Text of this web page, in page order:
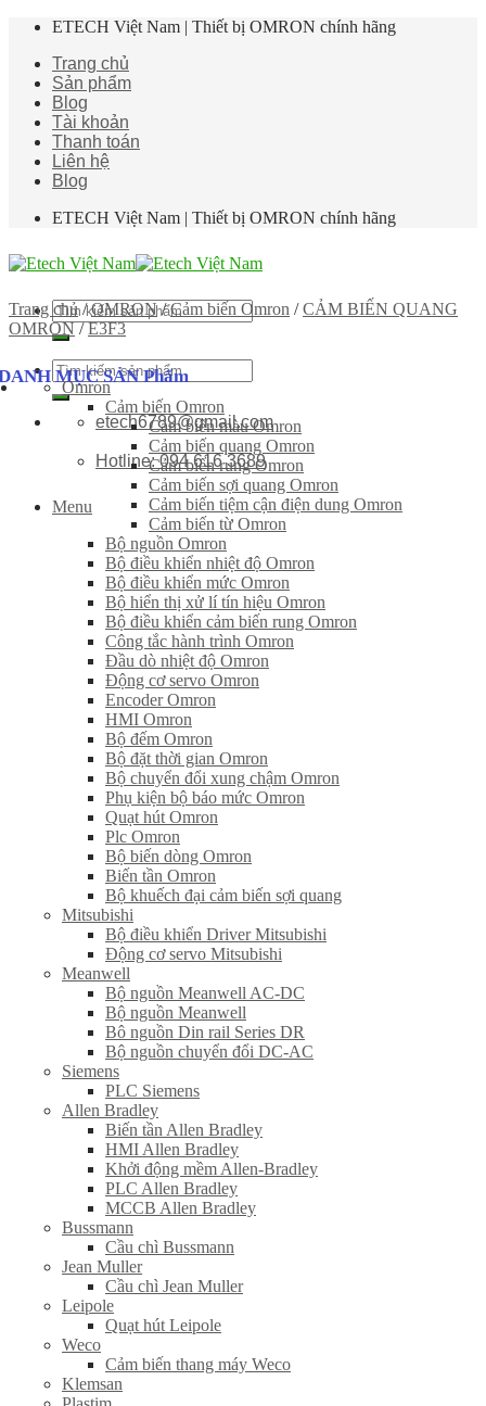
Skip
content
ETECH Việt Nam | Thiết bị OMRON chính hãng
Trang chủ
Sản phẩm
Blog
Tài khoản
Thanh toán
Liên hệ
Blog
ETECH Việt Nam | Thiết bị OMRON chính hãng
Tìm
kiếm:
Tìm
kiếm:
etech6789@gmail.com
Hotline: 094 616 3689
Menu
Trang chủ / OMRON / Cảm biến Omron / CẢM BIẾN QUANG
OMRON / E3F3
MỤC SẢN Phẩm
Omron
Cảm biến Omron
Cảm biến màu Omron
Cảm biến quang Omron
Cảm biến rung Omron
Cảm biến sợi quang Omron
Cảm biến tiệm cận điện dung Omron
Cảm biến từ Omron
Bộ nguồn Omron
Bộ điều khiển nhiệt độ Omron
Bộ điều khiển mức Omron
Bộ hiển thị xử lí tín hiệu Omron
Bộ điều khiển cảm biến rung Omron
Công tắc hành trình Omron
Đầu dò nhiệt độ Omron
Động cơ servo Omron
Encoder Omron
HMI Omron
Bộ đếm Omron
Bộ đặt thời gian Omron
Bộ chuyển đổi xung chậm Omron
Phụ kiện bộ báo mức Omron
Quạt hút Omron
Plc Omron
Bộ biến dòng Omron
Biến tần Omron
Bộ khuếch đại cảm biến sợi quang
Mitsubishi
Bộ điều khiển Driver Mitsubishi
Động cơ servo Mitsubishi
Meanwell
Bộ nguồn Meanwell AC-DC
Bộ nguồn Meanwell
Bô nguồn Din rail Series DR
Bộ nguồn chuyển đổi DC-AC
Siemens
PLC Siemens
Allen Bradley
Biến tần Allen Bradley
HMI Allen Bradley
Khởi động mềm Allen-Bradley
PLC Allen Bradley
MCCB Allen Bradley
Bussmann
Cầu chì Bussmann
Jean Muller
Cầu chì Jean Muller
Leipole
Quạt hút Leipole
Weco
Cảm biến thang máy Weco
Klemsan